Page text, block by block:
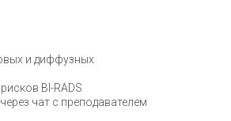
и диффузных
BI-RADS
чат с преподавателем